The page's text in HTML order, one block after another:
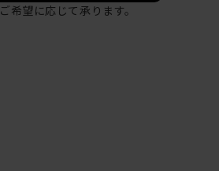
ご希望に応じて承ります。